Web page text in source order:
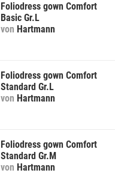
Foliodress gown Comfort
Basic Gr.L
von Hartmann
Foliodress gown Comfort
Standard Gr.L
von Hartmann
Foliodress gown Comfort
Standard Gr.M
von Hartmann